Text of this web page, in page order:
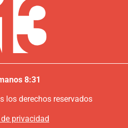
8:31
los derechos reservados
privacidad